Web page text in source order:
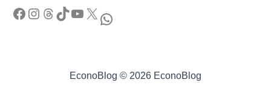
Facebook Instagram Threads TikTok YouTube X WhatsApp
EconoBlog © 2026 EconoBlog